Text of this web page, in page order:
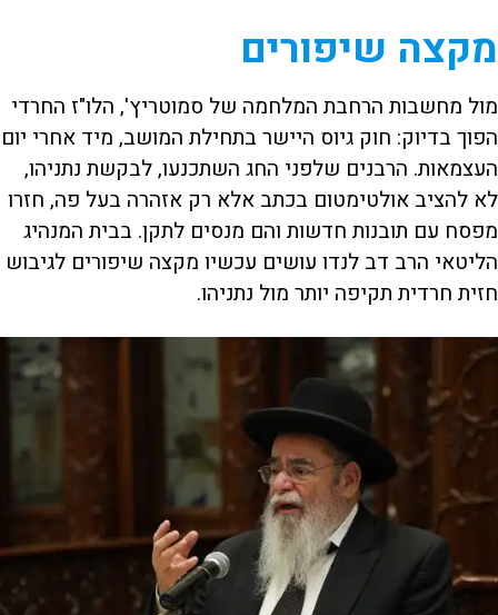
מקצה שיפורים
מול מחשבות הרחבת המלחמה של סמוטריץ', הלו"ז החרדי
הפוך בדיוק: חוק גיוס היישר בתחילת המושב, מיד אחרי יום
העצמאות. הרבנים שלפני החג השתכנעו, לבקשת נתניהו,
לא להציב אולטימטום בכתב אלא רק אזהרה בעל פה, חזרו
מפסח עם תובנות חדשות והם מנסים לתקן. בבית המנהיג
הליטאי הרב דב לנדו עושים עכשיו מקצה שיפורים לגיבוש
חזית חרדית תקיפה יותר מול נתניהו.